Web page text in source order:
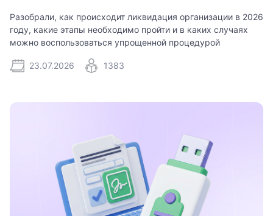
Разобрали, как происходит ликвидация организации в 2026
году, какие этапы необходимо пройти и в каких случаях
можно воспользоваться упрощенной процедурой
23.07.2026 1383